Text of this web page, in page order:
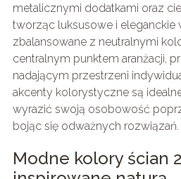
metalicznymi dodatkami oraz
tworząc luksusowe i eleganckie
zbalansowane z neutralnymi
centralnym punktem aranżacji,
nadającym przestrzeni
akcenty kolorystyczne są
wyrazić swoją osobowość
bojąc się odważnych rozwiązań.
Modne kolory ścian